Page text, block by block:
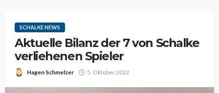
SCHALKE NEWS
Aktuelle Bilanz der 7 von Schalke
verliehenen Spieler
Hagen Schmelzer 5. Oktober 2022